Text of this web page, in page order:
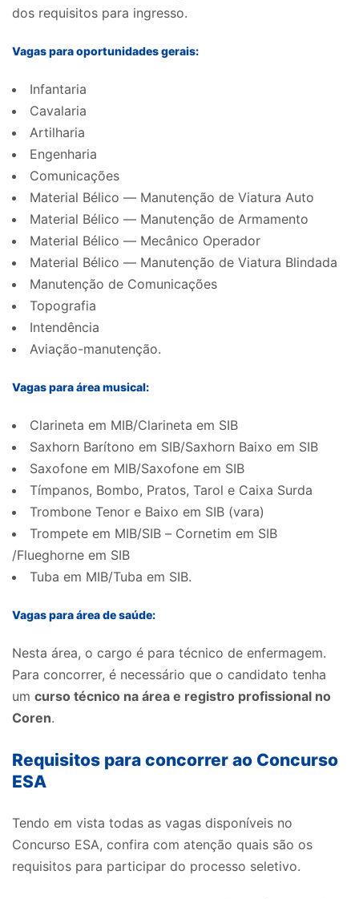
dos requisitos para ingresso.
Vagas para oportunidades gerais:
Infantaria
Cavalaria
Artilharia
Engenharia
Comunicações
Material Bélico — Manutenção de Viatura Auto
Material Bélico — Manutenção de Armamento
Material Bélico — Mecânico Operador
Material Bélico — Manutenção de Viatura Blindada
Manutenção de Comunicações
Topografia
Intendência
Aviação-manutenção.
Vagas para área musical:
Clarineta em MIB/Clarineta em SIB
Saxhorn Barítono em SIB/Saxhorn Baixo em SIB
Saxofone em MIB/Saxofone em SIB
Tímpanos, Bombo, Pratos, Tarol e Caixa Surda
Trombone Tenor e Baixo em SIB (vara)
Trompete em MIB/SIB – Cornetim em SIB
/Flueghorne em SIB
Tuba em MIB/Tuba em SIB.
Vagas para área de saúde:
Nesta área, o cargo é para técnico de enfermagem.
Para concorrer, é necessário que o candidato tenha
um curso técnico na área e registro profissional no
Coren.
Requisitos para concorrer ao Concurso
ESA
Tendo em vista todas as vagas disponíveis no
Concurso ESA, confira com atenção quais são os
requisitos para participar do processo seletivo.